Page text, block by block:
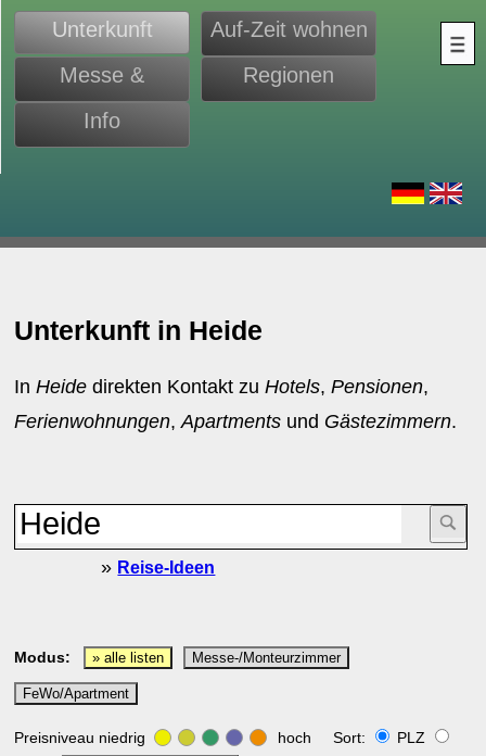
Unterkunft
Auf-Zeit wohnen
Messe &
Monteure
Regionen
Info
Unterkunft in Heide
InHeide direkten Kontakt zuHotels,Pensionen,
Ferienwohnungen,Apartments und Gästezimmern.
» Reise-Ideen
Modus: » alle listen Messe-/Monteurzimmer
FeWo/Apartment
Preisniveau niedrig hoch Sort:
PLZ